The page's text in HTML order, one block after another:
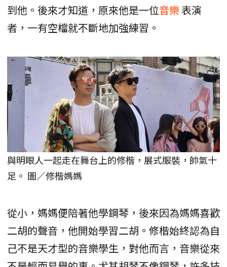
到他。後來才知道，原來他是一位音樂表演
者，一有空檔就不斷地加強練習。
與明眼人一起走在舞台上的修楷，展式服裝，帥氣十
足。 圖／修楷媽媽
從小，媽媽便陪著他學鋼琴，後來因為媽媽喜歡
二胡的聲音，他開始學習二胡。修楷始終認為自
己不是天才型的音樂學生，對他而言，音樂從來